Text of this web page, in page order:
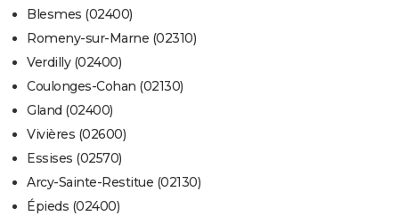
Blesmes (02400)
Romeny-sur-Marne (02310)
Verdilly (02400)
Coulonges-Cohan (02130)
Gland (02400)
Vivières (02600)
Essises (02570)
Arcy-Sainte-Restitue (02130)
Épieds (02400)